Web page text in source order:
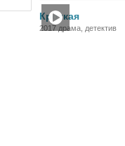
Кроткая
2017 драма, детектив